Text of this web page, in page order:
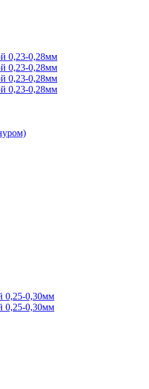
0,23-0,28мм
0,23-0,28мм
0,23-0,28мм
0,23-0,28мм
0,25-0,30мм
0,25-0,30мм